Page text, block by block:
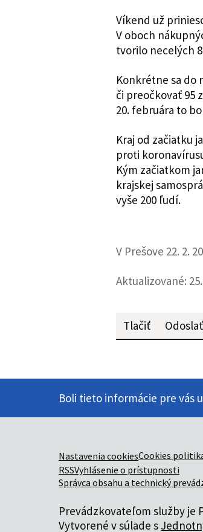
Víkend už
V oboch
tvorilo necelých
Konkrétne sa do
či preočkovať 95
20. februára to
Kraj od začiatku
proti
Kým začiatkom
krajskej
vyše 200 ľudí.
V Prešove 22. 2.
Aktualizované:
Tlačiť
Boli tieto informácie pre vás
Nastavenia cookiesCookies
RSSVyhlásenie o prístupnosti
Správca obsahu a technický
Prevádzkovateľom služby je
Vytvorené v súlade s